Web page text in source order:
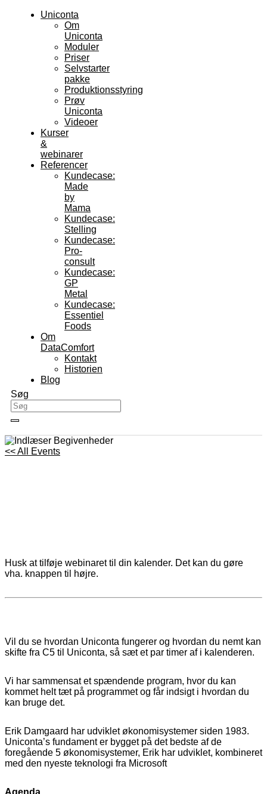
Uniconta
Om
Uniconta
Moduler
Priser
Selvstarter
pakke
Produktionsstyring
Prøv
Uniconta
Videoer
Kurser
&
webinarer
Referencer
Kundecase:
Made
by
Mama
Kundecase:
Stelling
Kundecase:
Pro-
consult
Kundecase:
GP
Metal
Kundecase:
Essentiel
Foods
Om
DataComfort
Kontakt
Historien
Blog
Søg
<< All Events
Husk at tilføje webinaret til din kalender. Det kan du gøre
vha. knappen til højre.
Vil du se hvordan Uniconta fungerer og hvordan du nemt kan
skifte fra C5 til Uniconta, så sæt et par timer af i kalenderen.
Vi har sammensat et spændende program, hvor du kan
kommet helt tæt på programmet og får indsigt i hvordan du
kan bruge det.
Erik Damgaard har udviklet økonomisystemer siden 1983.
Uniconta’s fundament er bygget på det bedste af de
foregående 5 økonomisystemer, Erik har udviklet, kombineret
med den nyeste teknologi fra Microsoft
Agenda